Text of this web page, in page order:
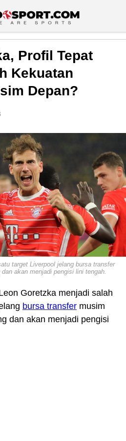
Profil Tepat
Kekuatan
Depan?
target Liverpool jelang bursa transfer
akan menjadi pengisi lini tengah.
Goretzka menjadi salah
bursa transfer musim
dan akan menjadi pengisi